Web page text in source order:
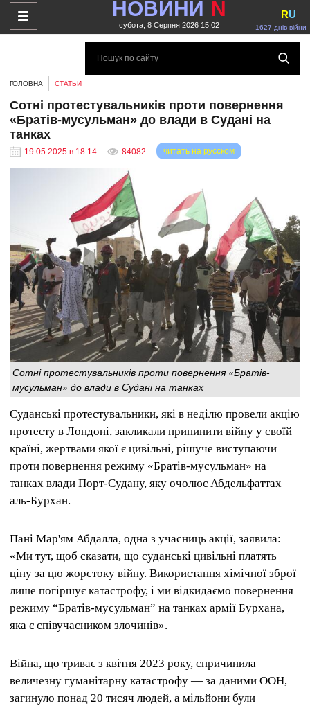
НОВИНИ N
субота, 8 Серпня 2026 15:02 1627 днів війни
RU
ГОЛОВНА СТАТЬИ
Сотні протестувальників проти повернення
«Братів-мусульман» до влади в Судані на
танках
19.05.2025 в 18:14 84082 читать на русском
Сотні протестувальників проти повернення «Братів-
мусульман» до влади в Судані на танках
Суданські протестувальники, які в неділю провели акцію
протесту в Лондоні, закликали припинити війну у своїй
країні, жертвами якої є цивільні, рішуче виступаючи
проти повернення режиму «Братів-мусульман» на
танках влади Порт-Судану, яку очолює Абдельфаттах
аль-Бурхан.
Пані Мар'ям Абдалла, одна з учасниць акції, заявила:
«Ми тут, щоб сказати, що суданські цивільні платять
ціну за цю жорстоку війну. Використання хімічної зброї
лише погіршує катастрофу, і ми відкидаємо повернення
режиму “Братів-мусульман” на танках армії Бурхана,
яка є співучасником злочинів».
Війна, що триває з квітня 2023 року, спричинила
величезну гуманітарну катастрофу — за даними ООН,
загинуло понад 20 тисяч людей, а мільйони були